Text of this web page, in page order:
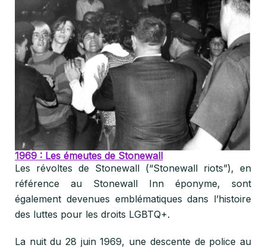
1969 : Les émeutes de Stonewall
Les révoltes de Stonewall (“Stonewall riots”), en
référence au Stonewall Inn éponyme, sont
également devenues emblématiques dans l’histoire
des luttes pour les droits LGBTQ+.
La nuit du 28 juin 1969, une descente de police au